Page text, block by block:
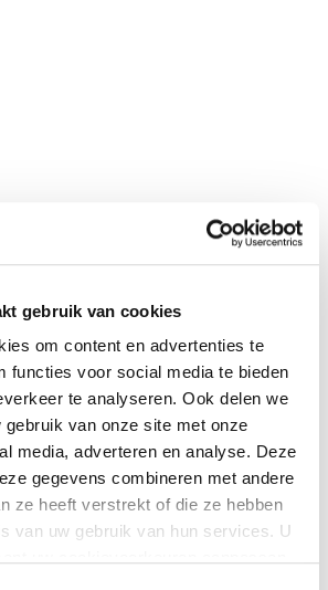
gebruik van cookies
om content en advertenties te
functies voor social media te bieden
te analyseren. Ook delen we
gebruik van onze site met onze
media, adverteren en analyse. Deze
gegevens combineren met andere
ze heeft verstrekt of die ze hebben
van uw gebruik van hun services. U
based on the Kumon Method, a
Concepts are introduced in a step-
allows your child to master each
Through Kumon
gain confidence in their abilities
to learn on their own. We believe in
products for children, so our
on content or quality.